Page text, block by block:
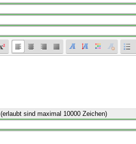
(erlaubt sind maximal 10000 Zeichen)